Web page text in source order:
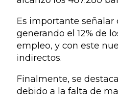
Es importante señalar
generando el 12% de
empleo, y con este
indirectos.
Finalmente, se
debido a la falta de